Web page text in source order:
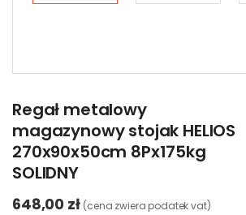
Regał metalowy
magazynowy stojak HELIOS
270x90x50cm 8Px175kg
SOLIDNY
648,00 zł (cena zwiera podatek vat)